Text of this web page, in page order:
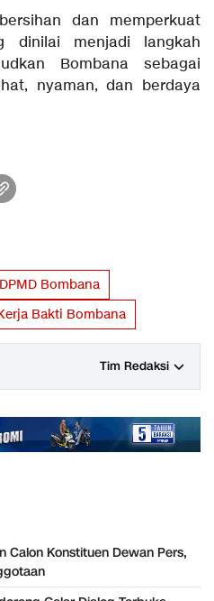
dan memperkuat
dinilai menjadi langkah
Bombana sebagai
nyaman, dan berdaya
DPMD Bombana
Bakti Bombana
Tim Redaksi
Calon Konstituen Dewan Pers,